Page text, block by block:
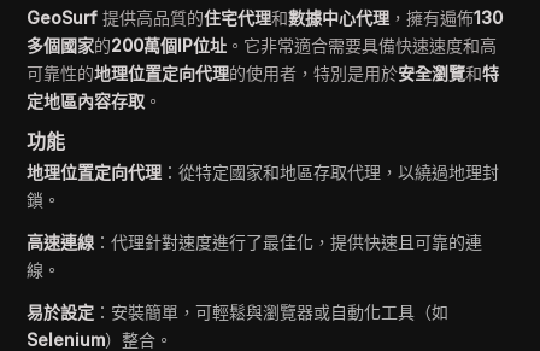
GeoSurf 提供高品質的住宅代理和數據中心代理 ，擁有遍佈130
多個國家的200萬個IP位址 。它非常適合需要具備快速速度和高
可靠性的地理位置定向代理的使用者，特別是用於安全瀏覽和特
定地區內容存取 。
功能
地理位置定向代理 ：從特定國家和地區存取代理，以繞過地理封
鎖。
高速連線 ：代理針對速度進行了最佳化，提供快速且可靠的連
線。
易於設定 ：安裝簡單，可輕鬆與瀏覽器或自動化工具（如
Selenium）整合。